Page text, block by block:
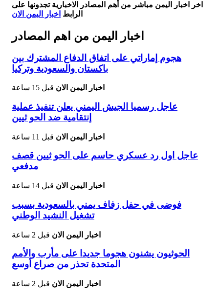
اخر اخبار اليمن مباشر من أهم المصادر الاخبارية تجدونها على
الرابط اخبار اليمن الان
اخبار اليمن من اهم المصادر
هجوم إماراتي على اتفاق الدفاع المشترك بين
باكستان والسعودية وتركيا
اخبار اليمن الان قبل 15 ساعة
عاجل رسميا الجيش اليمني يعلن تنفيذ عملية
إنتقامية ضد الحو ثيين
اخبار اليمن الان قبل 11 ساعة
عاجل اول رد عسكري حاسم على الحو ثيين قصف
مدفعي
اخبار اليمن الان قبل 14 ساعة
فوضى في حفل زفاف يمني بالسعودية بسبب
تشغيل النشيد الوطني
اخبار اليمن الان قبل 2 ساعة
الحوثيون يشنون هجوما جديدا على مأرب والأمم
المتحدة تحذر من صراع أوسع
اخبار اليمن الان قبل 2 ساعة